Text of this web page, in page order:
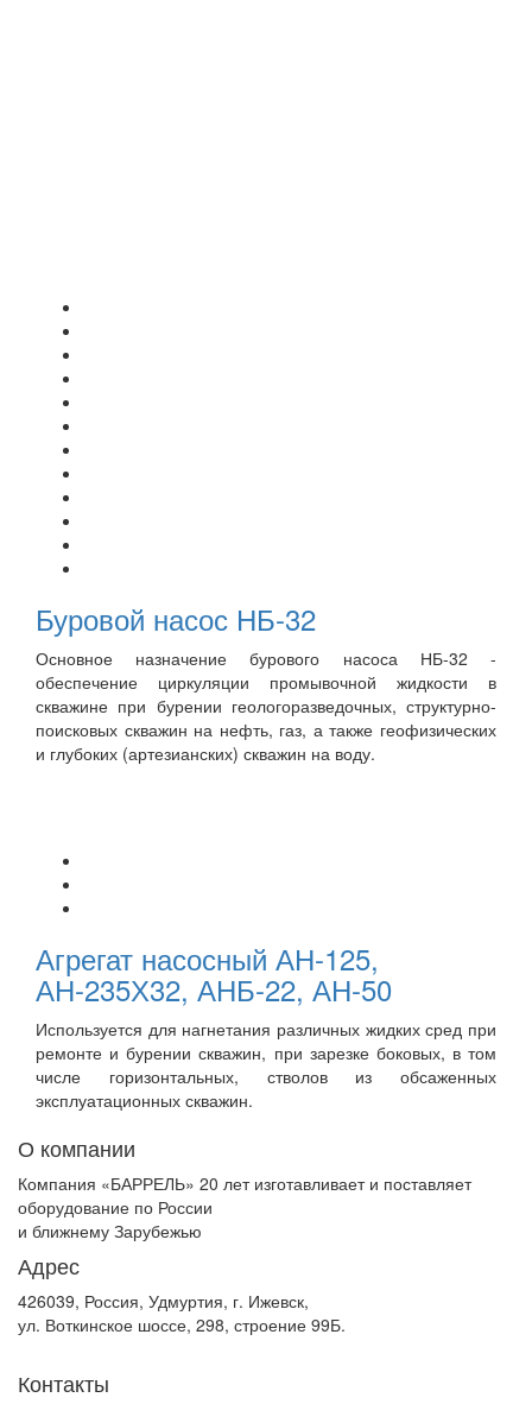
Буровой насос НБ-32
Основное назначение бурового насоса НБ-32 -
обеспечение циркуляции промывочной жидкости в
скважине при бурении геологоразведочных, структурно-
поисковых скважин на нефть, газ, а также геофизических
и глубоких (артезианских) скважин на воду.
Агрегат насосный АН-125,
АН-235Х32, АНБ-22, АН-50
Используется для нагнетания различных жидких сред при
ремонте и бурении скважин, при зарезке боковых, в том
числе горизонтальных, стволов из обсаженных
эксплуатационных скважин.
О компании
Компания «БАРРЕЛЬ» 20 лет изготавливает и поставляет
оборудование по России
и ближнему Зарубежью
Адрес
426039, Россия, Удмуртия, г. Ижевск,
ул. Воткинское шоссе, 298, строение 99Б.
Контакты